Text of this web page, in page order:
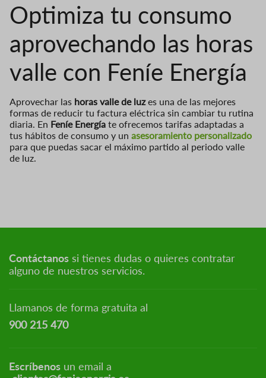
Optimiza tu consumo
aprovechando las horas
valle con Feníe Energía
Aprovechar las horas valle de luzes una de las mejores
formas de reducir tu factura eléctrica sin cambiar tu rutina
diaria. En Feníe Energía te ofrecemos tarifas adaptadas a
tus hábitos de consumo y un asesoramiento personalizado
para que puedas sacar el máximo partido al periodo valle
de luz.
Contáctanos si tienes dudas o quieres contratar
alguno de nuestros servicios.
Llamanos de forma gratuita al
900 215 470
Escríbenos un email a